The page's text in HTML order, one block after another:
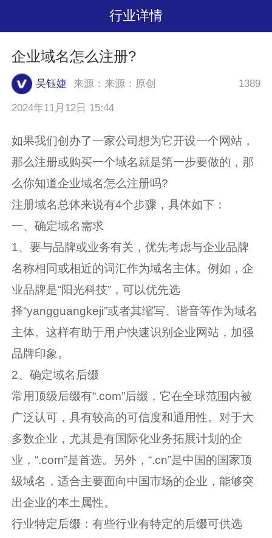
行业详情
企业域名怎么注册?
吴钰婕 来源：来源：原创 1389
2024年11月12日 15:44
如果我们创办了一家公司想为它开设一个网站，
那么注册或购买一个域名就是第一步要做的，那
么你知道企业域名怎么注册吗?
注册域名总体来说有4个步骤，具体如下：
一、确定域名需求
1、要与品牌或业务有关，优先考虑与企业品牌
名称相同或相近的词汇作为域名主体。例如，企
业品牌是“阳光科技”，可以优先选
择“yangguangkeji”或者其缩写、谐音等作为域名
主体。这样有助于用户快速识别企业网站，加强
品牌印象。
2、确定域名后缀
常用顶级后缀有“.com”后缀，它在全球范围内被
广泛认可，具有较高的可信度和通用性。对于大
多数企业，尤其是有国际化业务拓展计划的企
业，“.com”是首选。另外，“.cn”是中国的国家顶
级域名，适合主要面向中国市场的企业，能够突
出企业的本土属性。
行业特定后缀：有些行业有特定的后缀可供选